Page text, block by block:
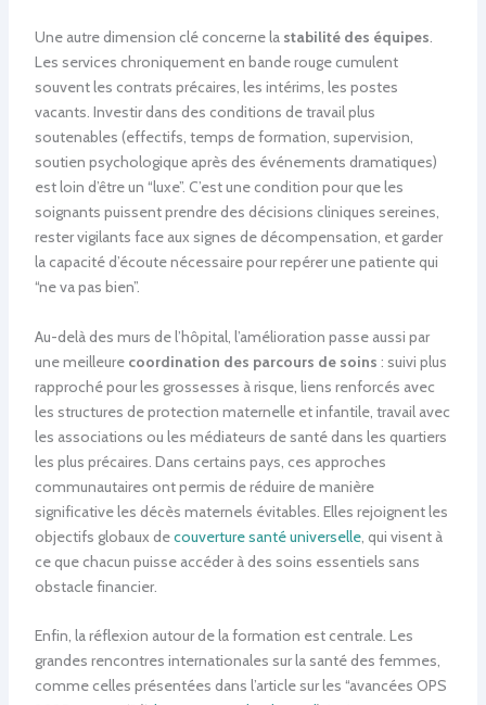
Une autre dimension clé concerne la stabilité des équipes.
Les services chroniquement en bande rouge cumulent
souvent les contrats précaires, les intérims, les postes
vacants. Investir dans des conditions de travail plus
soutenables (effectifs, temps de formation, supervision,
soutien psychologique après des événements dramatiques)
est loin d’être un “luxe”. C’est une condition pour que les
soignants puissent prendre des décisions cliniques sereines,
rester vigilants face aux signes de décompensation, et garder
la capacité d’écoute nécessaire pour repérer une patiente qui
“ne va pas bien”.
Au-delà des murs de l’hôpital, l’amélioration passe aussi par
une meilleure coordination des parcours de soins : suivi plus
rapproché pour les grossesses à risque, liens renforcés avec
les structures de protection maternelle et infantile, travail avec
les associations ou les médiateurs de santé dans les quartiers
les plus précaires. Dans certains pays, ces approches
communautaires ont permis de réduire de manière
significative les décès maternels évitables. Elles rejoignent les
objectifs globaux decouverture santé universelle, qui visent à
ce que chacun puisse accéder à des soins essentiels sans
obstacle financier.
Enfin, la réflexion autour de la formation est centrale. Les
grandes rencontres internationales sur la santé des femmes,
comme celles présentées dans l’article sur les “avancées OPS